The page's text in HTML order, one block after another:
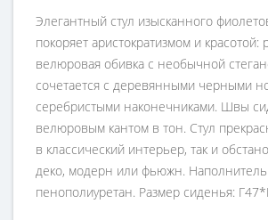
Элегантный стул изысканного
покоряет аристократизмом и красотой:
велюровая обивка с необычной
сочетается с деревянными черными
серебристыми наконечниками. Швы
велюровым кантом в тон. Стул
в классический интерьер, так и
деко, модерн или фьюжн. Наполнитель
пенополиуретан. Размер сиденья: